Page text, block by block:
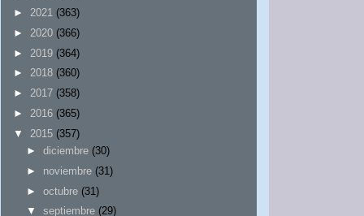
► 2021 (363)
► 2020 (366)
► 2019 (364)
► 2018 (360)
► 2017 (358)
► 2016 (365)
▼
2015 (357)
► diciembre (30)
► noviembre (31)
► octubre (31)
▼
septiembre (29)